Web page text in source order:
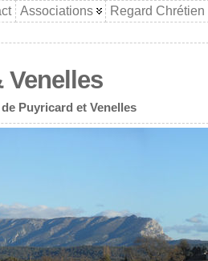
Associations
Regard Chrétien
Venelles
Puyricard et Venelles